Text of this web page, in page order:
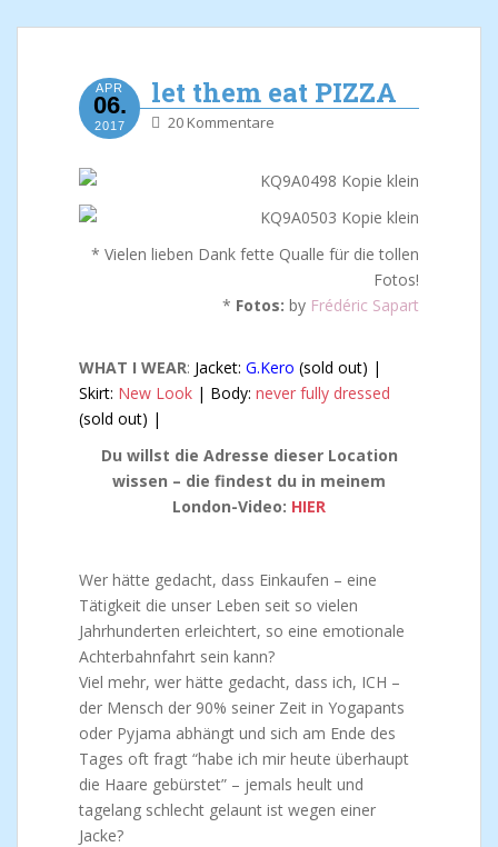
APR
06.
2017
let them eat PIZZA
20 Kommentare
* Vielen lieben Dank fette Qualle für die tollen
Fotos!
* Fotos: by Frédéric Sapart
WHAT I WEAR: Jacket: G.Kero (sold out) |
Skirt: New Look | Body: never fully dressed
(sold out) |
Du willst die Adresse dieser Location
wissen – die findest du in meinem
London-Video: HIER
Wer hätte gedacht, dass Einkaufen – eine
Tätigkeit die unser Leben seit so vielen
Jahrhunderten erleichtert, so eine emotionale
Achterbahnfahrt sein kann?
Viel mehr, wer hätte gedacht, dass ich, ICH –
der Mensch der 90% seiner Zeit in Yogapants
oder Pyjama abhängt und sich am Ende des
Tages oft fragt “habe ich mir heute überhaupt
die Haare gebürstet” – jemals heult und
tagelang schlecht gelaunt ist wegen einer
Jacke?